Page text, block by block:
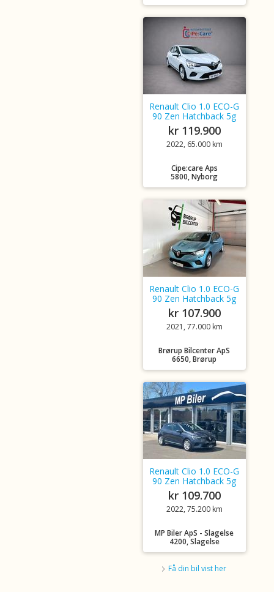
Renault Clio 1.0 ECO-G
90 Zen Hatchback 5g
kr 119.900
2022, 65.000 km
Cipe:care Aps
5800, Nyborg
Renault Clio 1.0 ECO-G
90 Zen Hatchback 5g
kr 107.900
2021, 77.000 km
Brørup Bilcenter ApS
6650, Brørup
Renault Clio 1.0 ECO-G
90 Zen Hatchback 5g
kr 109.700
2022, 75.200 km
MP Biler ApS - Slagelse
4200, Slagelse
Få din bil vist her